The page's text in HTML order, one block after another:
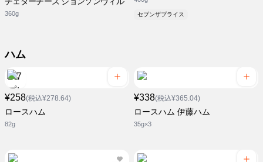
360g セブンザプライス
ハム
¥258(税込¥278.64)
ロースハム
82g
¥338(税込¥365.04)
ロースハム 伊藤ハム
35g×3